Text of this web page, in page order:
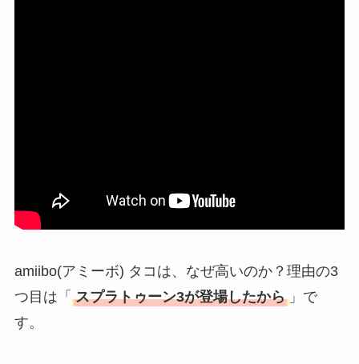
amiibo(アミーボ) タコは、なぜ高いのか？理由の3
つ目は「 スプラトゥーン3が登場したから 」で
す。